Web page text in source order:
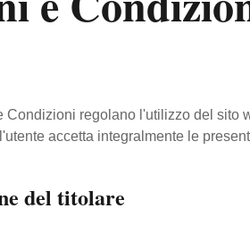
Condizioni regolano l'utilizzo del
accetta integralmente le
del titolare